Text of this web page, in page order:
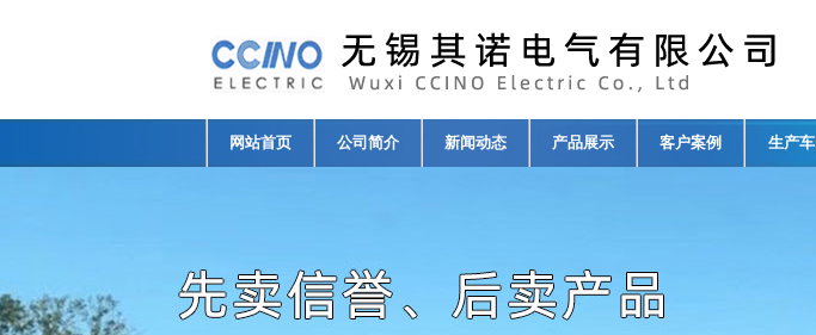
网站首页 公司简介 新闻动态 产品展示 客户案例 生产车